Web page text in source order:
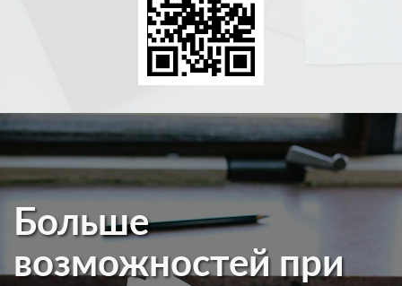
Больше
возможностей при